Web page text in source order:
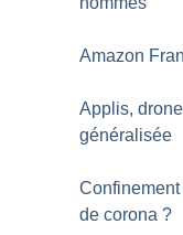
Amazon
Applis,
généralisée
de corona ?